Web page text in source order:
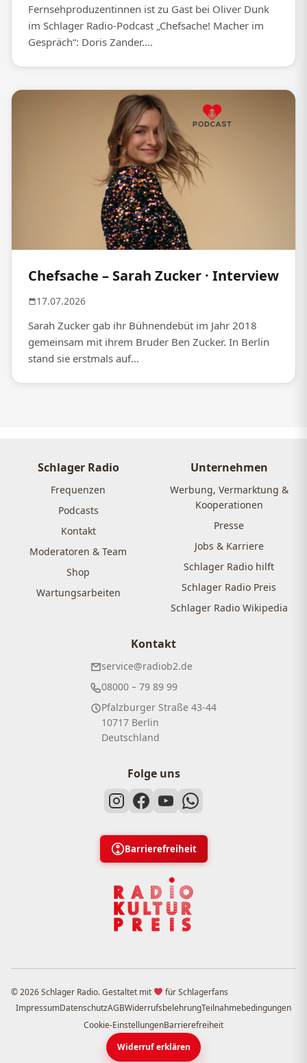
Fernsehproduzentinnen ist zu Gast bei Oliver Dunk
im Schlager Radio-Podcast „Chefsache! Macher im
Gespräch“: Doris Zander....
Chefsache – Sarah Zucker · Interview
17.07.2026
Sarah Zucker gab ihr Bühnendebüt im Jahr 2018
gemeinsam mit ihrem Bruder Ben Zucker. In Berlin
stand sie erstmals auf...
Schlager Radio
Frequenzen
Podcasts
Kontakt
Moderatoren & Team
Shop
Wartungsarbeiten
Unternehmen
Werbung, Vermarktung &
Kooperationen
Presse
Jobs & Karriere
Schlager Radio hilft
Schlager Radio Preis
Schlager Radio Wikipedia
Kontakt
service@radiob2.de
08000 – 79 89 99
Pfalzburger Straße 43-44
10717 Berlin
Deutschland
Folge uns
Barrierefreiheit
© 2026 Schlager Radio. Gestaltet mit
für Schlagerfans
ImpressumDatenschutzAGBWiderrufsbelehrungTeilnahmebedingungen
Cookie-EinstellungenBarrierefreiheit
Widerruf erklären